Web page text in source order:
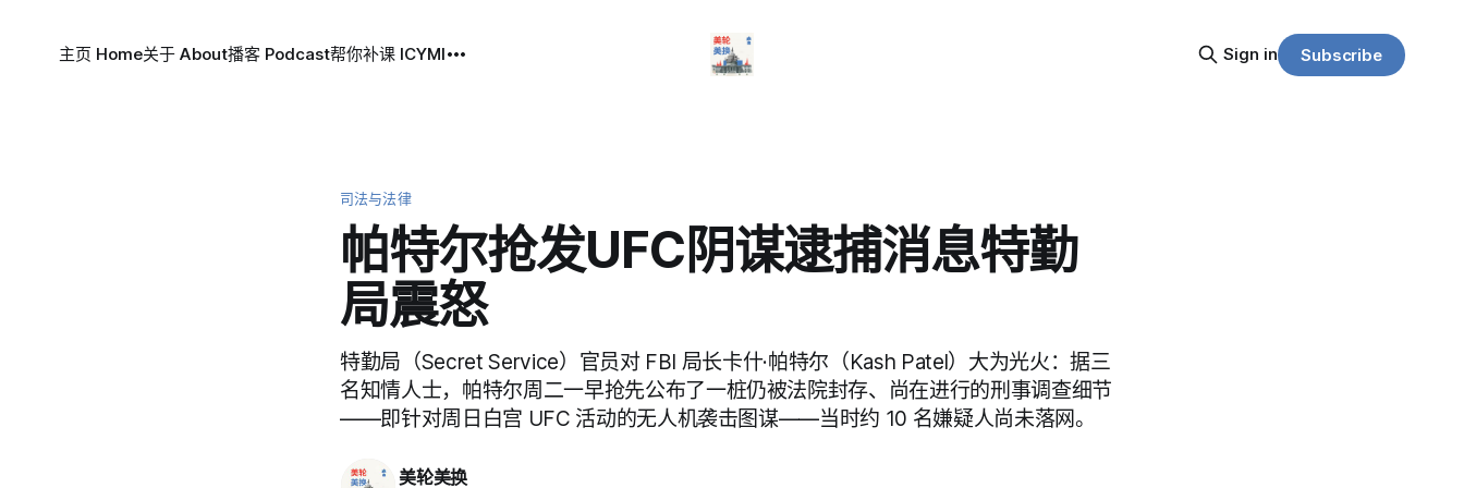
主页 Home关于 About播客 Podcast帮你补课 ICYMI Sign in Subscribe
司法与法律
帕特尔抢发UFC阴谋逮捕消息特勤
局震怒
特勤局（Secret Service）官员对 FBI 局长卡什·帕特尔（Kash Patel）大为光火：据三
名知情人士，帕特尔周二一早抢先公布了一桩仍被法院封存、尚在进行的刑事调查细节
——即针对周日白宫 UFC 活动的无人机袭击图谋——当时约 10 名嫌疑人尚未落网。
美轮美换